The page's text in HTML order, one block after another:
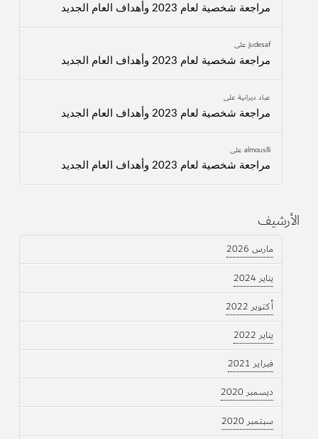
مراجعة شخصية لعام 2023 وأهداف العام الجديد
judesafعلى
مراجعة شخصية لعام 2023 وأهداف العام الجديد
عباد ديرانيةعلى
مراجعة شخصية لعام 2023 وأهداف العام الجديد
almouslliعلى
مراجعة شخصية لعام 2023 وأهداف العام الجديد
الأرشيف
مارس 2026
يناير 2024
أكتوبر 2022
يناير 2022
فبراير 2021
ديسمبر 2020
سبتمبر 2020